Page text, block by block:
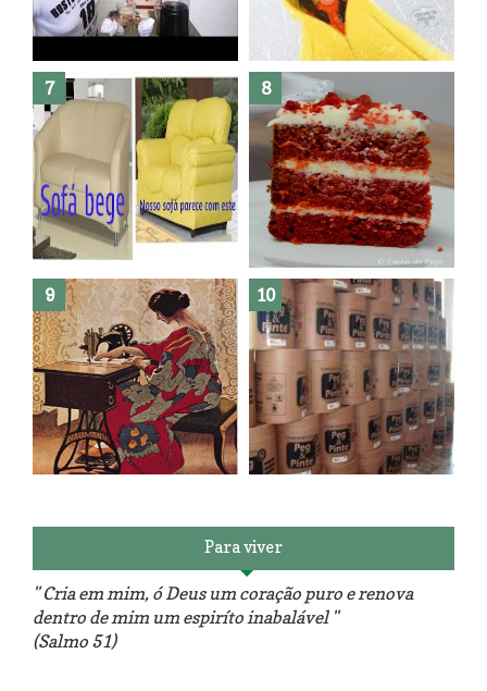
Dez bolos pra fazer antes de
morrer !
Haters, como surgiram?
O medo que habita em nós.
Reforma do sofá, agora é em
patchwork!
The Red Velvet !!! O Perfeito
Para viver
" Cria em mim, ó Deus um coração puro e renova
dentro de mim um espiríto inabalável "
(Salmo 51)